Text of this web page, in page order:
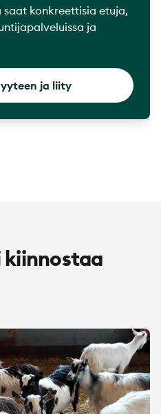
konkreettisia etuja,
ja
ja liity
kiinnostaa